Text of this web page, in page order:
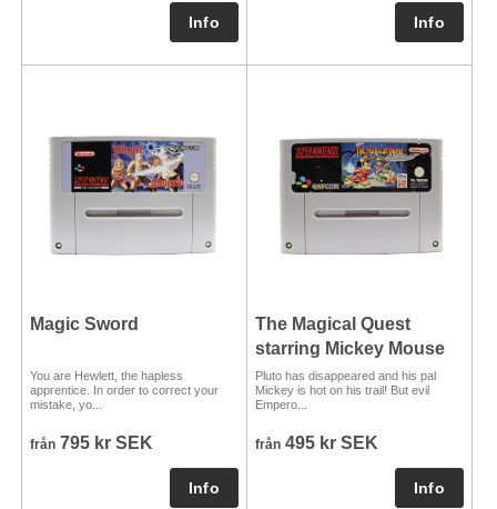
Magic Sword
You are Hewlett, the hapless
apprentice. In order to correct your
mistake, yo...
från 795 kr SEK
The Magical Quest
starring Mickey Mouse
Pluto has disappeared and his pal
Mickey is hot on his trail! But evil
Empero...
från 495 kr SEK